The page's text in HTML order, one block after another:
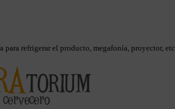
para refrigerar el producto, megafonía, proyector, etc.